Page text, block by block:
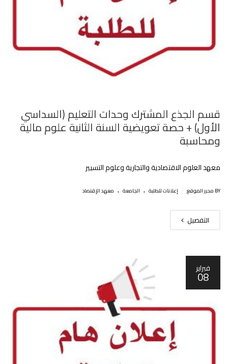
قسم الجذع المشترك وحدات التعليم (السداسي
الأول) + حصة تعويضية السنة الثانية علوم مالية
ومحاسبة
معهد العلوم الاقتصادية والتجارية وعلوم التسيير
BY محرر الموقع إعلانات للطلبة . الجامعة . معهد الإقتصاد
التفصيل
فبراير
08